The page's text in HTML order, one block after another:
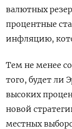
валютных
процентные
инфляцию,
Тем не менее
того, будет ли
высоких
новой
местных